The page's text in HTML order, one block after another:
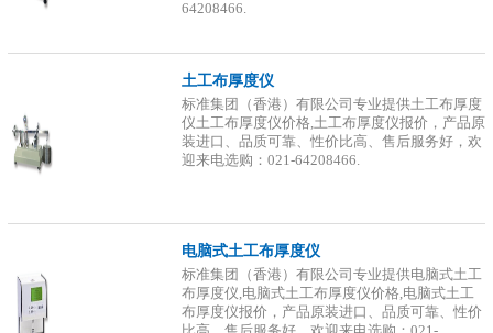
64208466.
土工布厚度仪
标准集团（香港）有限公司专业提供土工布厚度
仪土工布厚度仪价格,土工布厚度仪报价，产品原
装进口、品质可靠、性价比高、售后服务好，欢
迎来电选购：021-64208466.
电脑式土工布厚度仪
标准集团（香港）有限公司专业提供电脑式土工
布厚度仪,电脑式土工布厚度仪价格,电脑式土工
布厚度仪报价，产品原装进口、品质可靠、性价